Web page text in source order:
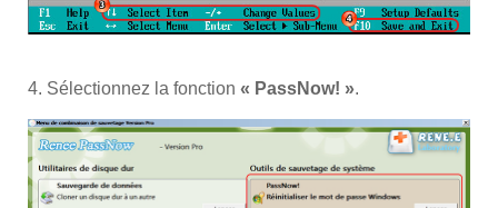
4. Sélectionnez la fonction « PassNow! ».